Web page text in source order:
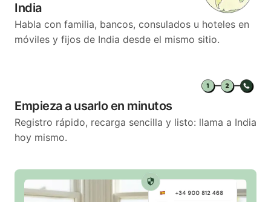
India
Habla con familia, bancos, consulados u hoteles en
móviles y fijos de India desde el mismo sitio.
Empieza a usarlo en minutos
Registro rápido, recarga sencilla y listo: llama a India
hoy mismo.